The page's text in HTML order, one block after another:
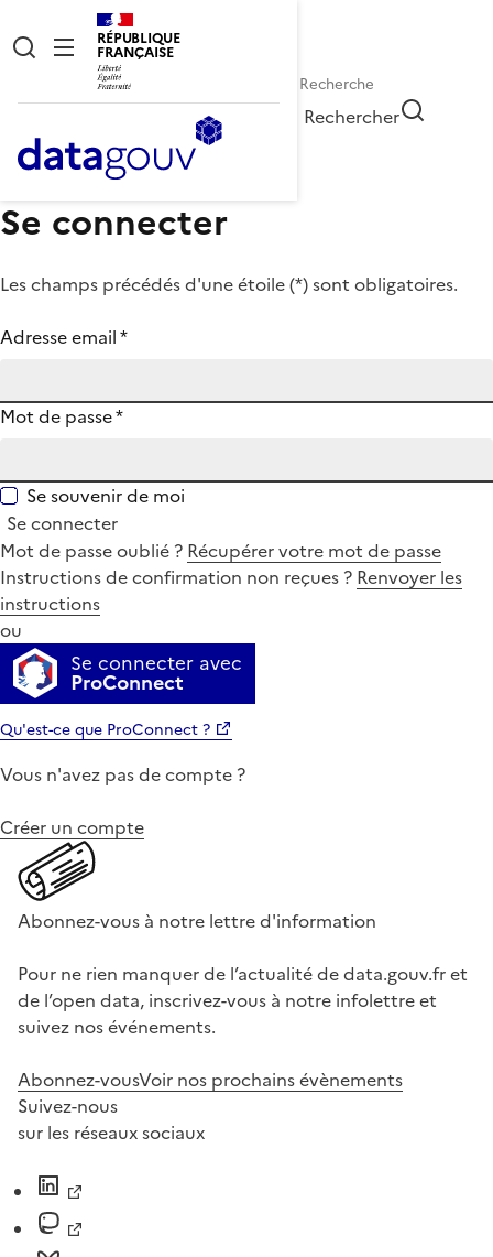
RÉPUBLIQUE
FRANÇAISE
Rechercher
Se connecter
Les champs précédés d'une étoile (*) sont obligatoires.
Adresse email*
Mot de passe*
Se souvenir de moi
Se connecter
Mot de passe oublié ? Récupérer votre mot de passe
Instructions de confirmation non reçues ? Renvoyer les
instructions
ou
Se connecter avec
ProConnect
Qu'est-ce que ProConnect ?
Vous n'avez pas de compte ?
Créer un compte
Abonnez-vous à notre lettre d'information
Pour ne rien manquer de l’actualité de data.gouv.fr et
de l’open data, inscrivez-vous à notre infolettre et
suivez nos événements.
Abonnez-vousVoir nos prochains évènements
Suivez-nous
sur les réseaux sociaux